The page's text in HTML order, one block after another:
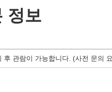
정보
관람이 가능합니다. (사전 문의